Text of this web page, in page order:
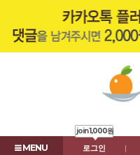
로그인 |
join1,000원